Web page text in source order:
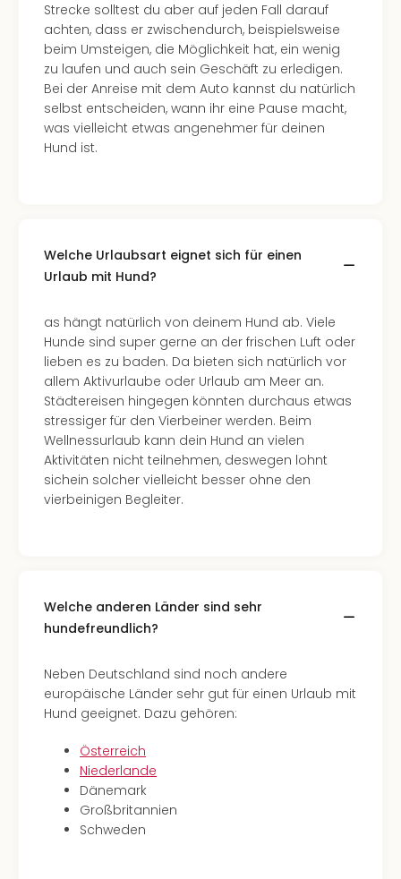
Strecke solltest du aber auf jeden Fall darauf
achten, dass er zwischendurch, beispielsweise
beim Umsteigen, die Möglichkeit hat, ein wenig
zu laufen und auch sein Geschäft zu erledigen.
Bei der Anreise mit dem Auto kannst du natürlich
selbst entscheiden, wann ihr eine Pause macht,
was vielleicht etwas angenehmer für deinen
Hund ist.
Welche Urlaubsart eignet sich für einen
Urlaub mit Hund?
as hängt natürlich von deinem Hund ab. Viele
Hunde sind super gerne an der frischen Luft oder
lieben es zu baden. Da bieten sich natürlich vor
allem Aktivurlaube oder Urlaub am Meer an.
Städtereisen hingegen könnten durchaus etwas
stressiger für den Vierbeiner werden. Beim
Wellnessurlaub kann dein Hund an vielen
Aktivitäten nicht teilnehmen, deswegen lohnt
sichein solcher vielleicht besser ohne den
vierbeinigen Begleiter.
Welche anderen Länder sind sehr
hundefreundlich?
Neben Deutschland sind noch andere
europäische Länder sehr gut für einen Urlaub mit
Hund geeignet. Dazu gehören:
Österreich
Niederlande
Dänemark
Großbritannien
Schweden